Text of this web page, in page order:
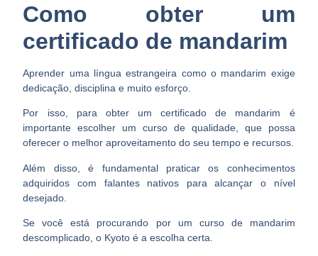
Como obter um
certificado de mandarim
Aprender uma língua estrangeira como o mandarim exige
dedicação, disciplina e muito esforço
Por isso, para obter um certificado de mandarim é
importante escolher um curso de qualidade, que possa
oferecer o melhor aproveitamento do seu tempo e recursos.
Além disso, é fundamental praticar os conhecimentos
adquiridos com falantes nativos para alcançar o nível
desejado.
Se você está procurando por um curso de mandarim
descomplicado, o Kyoto é a escolha certa.